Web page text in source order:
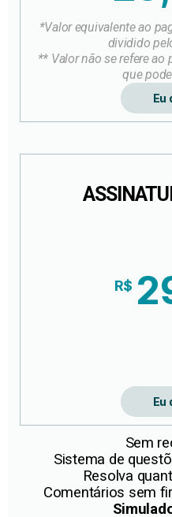
*Valor equivalente ao
dividido
** Valor não se refere ao
que
Eu
R$
Eu
Sem
Sistema de
Resolva
Comentários sem